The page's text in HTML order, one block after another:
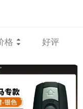
格 好评